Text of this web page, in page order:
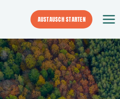
AUSTAUSCH STARTEN